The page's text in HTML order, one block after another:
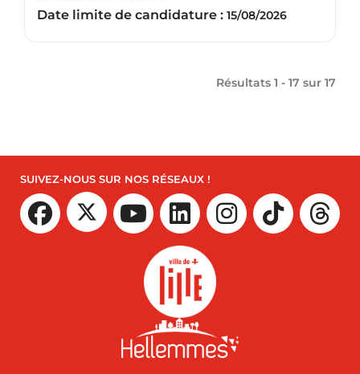
Date limite de candidature : 15/08/2026
Résultats 1 - 17 sur 17
SUIVEZ-NOUS SUR NOS RÉSEAUX !